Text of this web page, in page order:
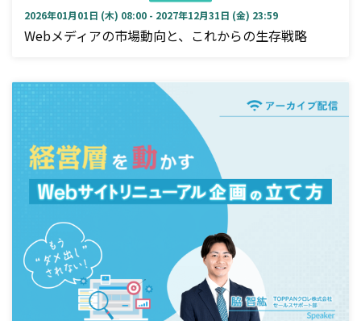
2026年01月01日 (木) 08:00 - 2027年12月31日 (金) 23:59
Webメディアの市場動向と、これからの生存戦略